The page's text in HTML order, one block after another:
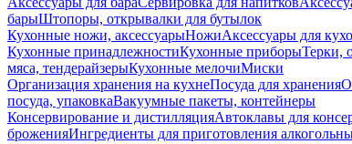
барыШтопоры, открывалки для бутылок
Кухонные ножи, аксессуарыНожиАксессуары для
Кухонные принадлежностиКухонные приборыТерки,
мяса, тендерайзерыКухонные мелочиМиски
Организация хранения на кухнеПосуда для хранения
посуда, упаковкаВакуумные пакеты, контейнеры
Консервирование и дистилляцияАвтоклавы для
броженияИнгредиенты для приготовления